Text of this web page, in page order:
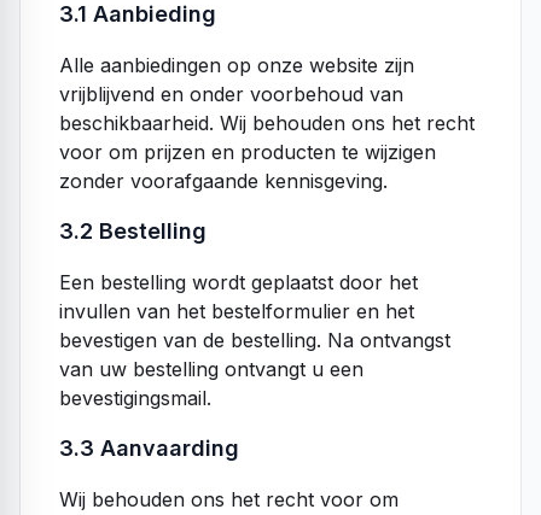
3.1 Aanbieding
Alle aanbiedingen op onze website zijn
vrijblijvend en onder voorbehoud van
beschikbaarheid. Wij behouden ons het recht
voor om prijzen en producten te wijzigen
zonder voorafgaande kennisgeving.
3.2 Bestelling
Een bestelling wordt geplaatst door het
invullen van het bestelformulier en het
bevestigen van de bestelling. Na ontvangst
van uw bestelling ontvangt u een
bevestigingsmail.
3.3 Aanvaarding
Wij behouden ons het recht voor om